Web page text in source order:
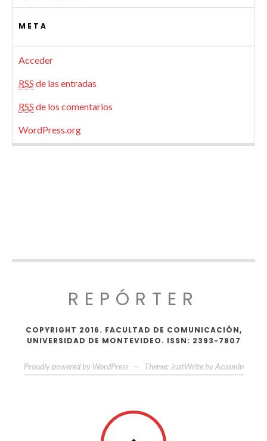
META
Acceder
RSS de las entradas
RSS de los comentarios
WordPress.org
REPÓRTER
COPYRIGHT 2016. FACULTAD DE COMUNICACIÓN,
UNIVERSIDAD DE MONTEVIDEO. ISSN: 2393-7807
Proudly powered by WordPress — Theme: JustWrite by Acosmin